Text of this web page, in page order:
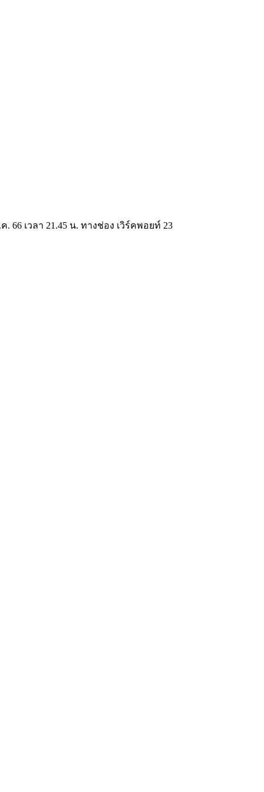
เวลา 21.45 น. ทางช่อง เวิร์คพอยท์ 23